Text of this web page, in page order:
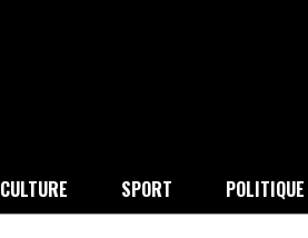
CULTURE SPORT POLITIQUE